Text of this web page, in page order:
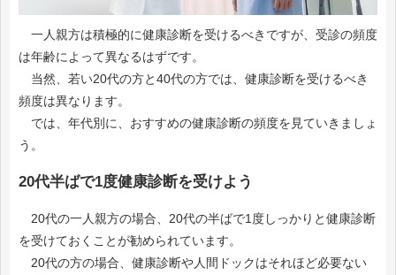
一人親方は積極的に健康診断を受けるべきですが、受診の頻度
は年齢によって異なるはずです。
当然、若い20代の方と40代の方では、健康診断を受けるべき
頻度は異なります。
では、年代別に、おすすめの健康診断の頻度を見ていきましょ
う。
20代半ばで1度健康診断を受けよう
20代の一人親方の場合、20代の半ばで1度しっかりと健康診断
を受けておくことが勧められています。
20代の方の場合、健康診断や人間ドックはそれほど必要ない